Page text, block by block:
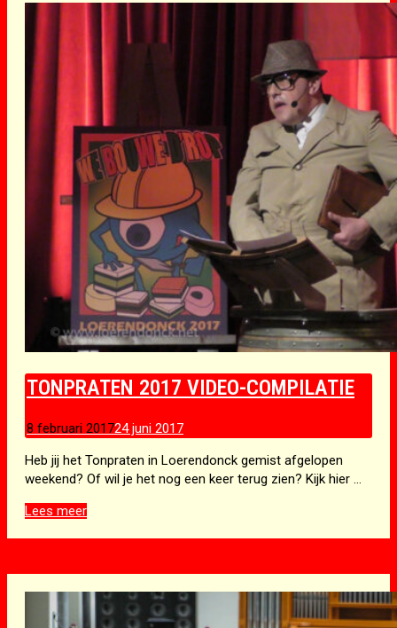
TONPRATEN 2017 VIDEO-COMPILATIE
8 februari 201724 juni 2017
Heb jij het Tonpraten in Loerendonck gemist afgelopen
weekend? Of wil je het nog een keer terug zien? Kijk hier …
Tonpraten
Lees meer